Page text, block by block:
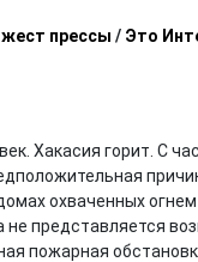
прессы / Это
Хакасия горит. С
охваченных
не представляется
пожарная